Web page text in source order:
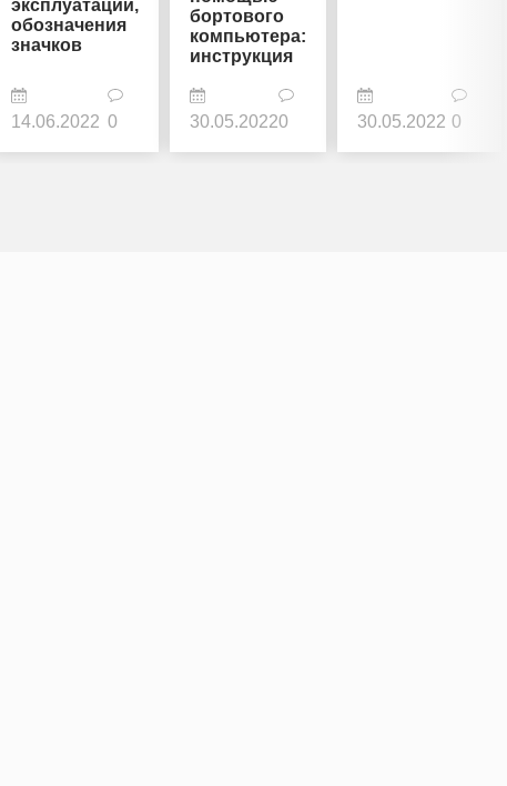
эксплуатации,
обозначения
значков
14.06.2022 0
бортового
компьютера:
инструкция
30.05.20220 30.05.2022 0